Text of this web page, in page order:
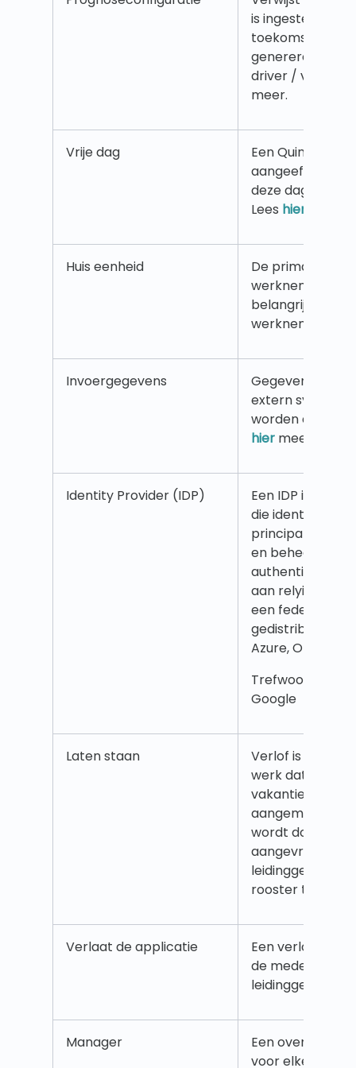
is ingesteld om
toekomstige
genereren voor
driver /
meer.
Vrije dag
Een Quinyx-
aangeeft dat
deze dag niet
Lees hier
Huis eenheid
De primaire
werknemer,
belangrijkste
werknemer
Invoergegevens
Gegevens die
extern systeem
worden
hier meer.
Identity Provider (IDP)
Een IDP is een
die
principals
en beheert en
aan relying
een federatie of
gedistribueerd
Azure, Okta,
Trefwoorden:
Google
Laten staan
Verlof is elk
werk dat is
vakantie) of
aangemeld
wordt door de
aangevraagd of
leidinggevende
rooster
Verlaat de applicatie
Een
de medewerker
leidinggevende.
Manager
Een
voor elke